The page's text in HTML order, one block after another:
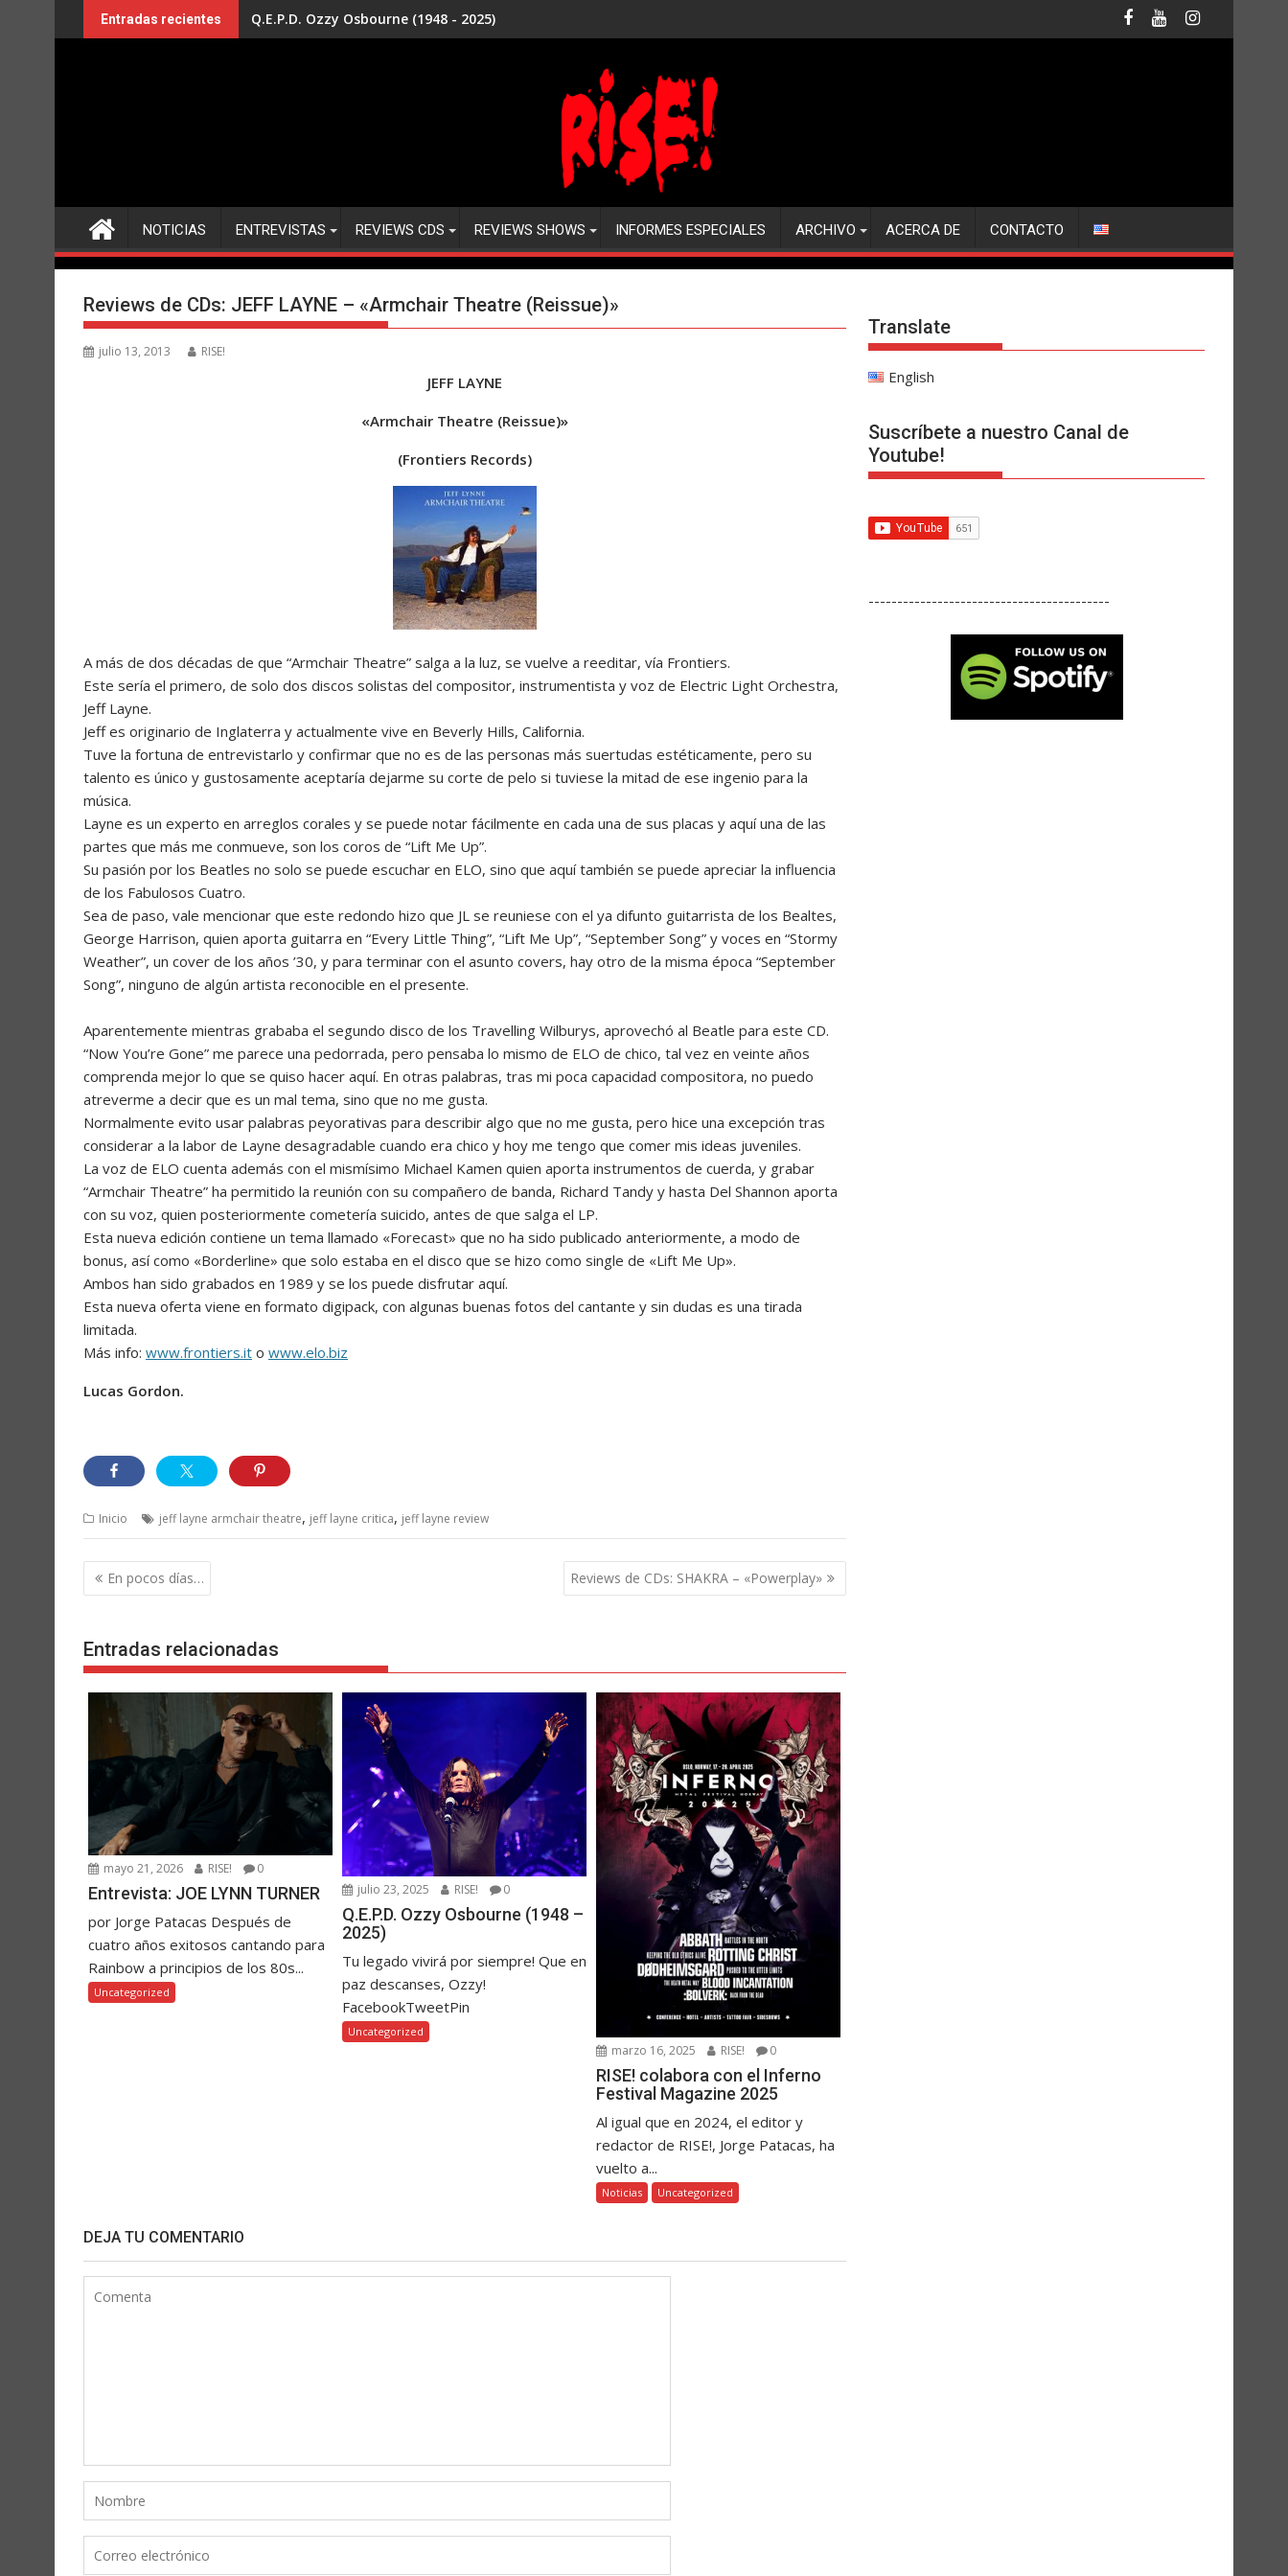
al
Entradas recientes Q.E.P.D. Ozzy Osbourne (1948 - 2025)
NOTICIAS ENTREVISTAS REVIEWS CDS REVIEWS SHOWS INFORMES ESPECIALES ARCHIVO ACERCA DE CONTACTO
Reviews de CDs: JEFF LAYNE – «Armchair Theatre (Reissue)»
julio 13, 2013 RISE!
JEFF LAYNE
«Armchair Theatre (Reissue)»
(Frontiers Records)
A más de dos décadas de que “Armchair Theatre” salga a la luz, se vuelve a reeditar, vía Frontiers.
Este sería el primero, de solo dos discos solistas del compositor, instrumentista y voz de Electric Light Orchestra,
Jeff Layne.
Jeff es originario de Inglaterra y actualmente vive en Beverly Hills, California.
Tuve la fortuna de entrevistarlo y confirmar que no es de las personas más suertudas estéticamente, pero su
talento es único y gustosamente aceptaría dejarme su corte de pelo si tuviese la mitad de ese ingenio para la
música.
Layne es un experto en arreglos corales y se puede notar fácilmente en cada una de sus placas y aquí una de las
partes que más me conmueve, son los coros de “Lift Me Up”.
Su pasión por los Beatles no solo se puede escuchar en ELO, sino que aquí también se puede apreciar la influencia
de los Fabulosos Cuatro.
Sea de paso, vale mencionar que este redondo hizo que JL se reuniese con el ya difunto guitarrista de los Bealtes,
George Harrison, quien aporta guitarra en “Every Little Thing”, “Lift Me Up”, “September Song” y voces en “Stormy
Weather”, un cover de los años ’30, y para terminar con el asunto covers, hay otro de la misma época “September
Song”, ninguno de algún artista reconocible en el presente.
Aparentemente mientras grababa el segundo disco de los Travelling Wilburys, aprovechó al Beatle para este CD.
“Now You’re Gone” me parece una pedorrada, pero pensaba lo mismo de ELO de chico, tal vez en veinte años
comprenda mejor lo que se quiso hacer aquí. En otras palabras, tras mi poca capacidad compositora, no puedo
atreverme a decir que es un mal tema, sino que no me gusta.
Normalmente evito usar palabras peyorativas para describir algo que no me gusta, pero hice una excepción tras
considerar a la labor de Layne desagradable cuando era chico y hoy me tengo que comer mis ideas juveniles.
La voz de ELO cuenta además con el mismísimo Michael Kamen quien aporta instrumentos de cuerda, y grabar
“Armchair Theatre” ha permitido la reunión con su compañero de banda, Richard Tandy y hasta Del Shannon aporta
con su voz, quien posteriormente cometería suicido, antes de que salga el LP.
Esta nueva edición contiene un tema llamado «Forecast» que no ha sido publicado anteriormente, a modo de
bonus, así como «Borderline» que solo estaba en el disco que se hizo como single de «Lift Me Up».
Ambos han sido grabados en 1989 y se los puede disfrutar aquí.
Esta nueva oferta viene en formato digipack, con algunas buenas fotos del cantante y sin dudas es una tirada
limitada.
Más info: www.frontiers.it o www.elo.biz
Lucas Gordon.
Inicio jeff layne armchair theatre, jeff layne critica, jeff layne review
Navegación
de
En pocos días… Reviews de CDs: SHAKRA – «Powerplay»
Entradas relacionadas
mayo 21, 2026 RISE! 0
Entrevista: JOE LYNN TURNER
por Jorge Patacas Después de
cuatro años exitosos cantando para
Rainbow a principios de los 80s...
Uncategorized
julio 23, 2025 RISE! 0
Q.E.P.D. Ozzy Osbourne (1948 –
2025)
Tu legado vivirá por siempre! Que en
paz descanses, Ozzy!
FacebookTweetPin
Uncategorized
marzo 16, 2025 RISE! 0
RISE! colabora con el Inferno
Festival Magazine 2025
Al igual que en 2024, el editor y
redactor de RISE!, Jorge Patacas, ha
vuelto a...
Noticias Uncategorized
DEJA TU COMENTARIO
Translate
English
Suscríbete a nuestro Canal de
Youtube!
------------------------------------------